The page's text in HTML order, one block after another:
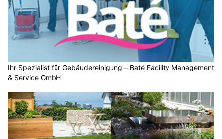
Ihr Spezialist für Gebäudereinigung – Baté Facility Management
& Service GmbH